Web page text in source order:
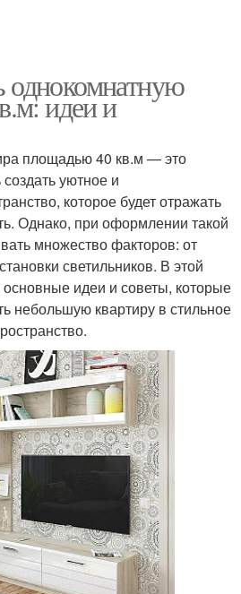
идеи и
площадью 40 кв.м — это
уютное и
которое будет отражать
Однако, при оформлении такой
множество факторов: от
светильников. В этой
идеи и советы, которые
небольшую квартиру в стильное